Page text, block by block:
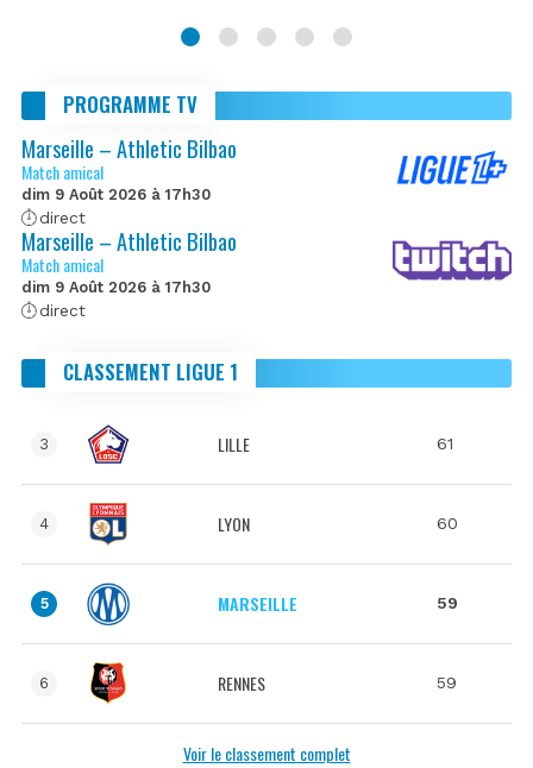
PROGRAMME TV
Marseille – Athletic Bilbao
Match amical
dim 9 Août 2026 à 17h30
direct
Marseille – Athletic Bilbao
Match amical
dim 9 Août 2026 à 17h30
direct
CLASSEMENT LIGUE 1
3 LILLE 61
4 LYON 60
5 MARSEILLE 59
6 RENNES 59
Voir le classement complet